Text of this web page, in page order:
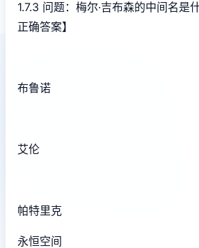
1.7.3 问题：梅尔·吉布森的中间名是
正确答案】
布鲁诺
艾伦
帕特里克
永恒空间